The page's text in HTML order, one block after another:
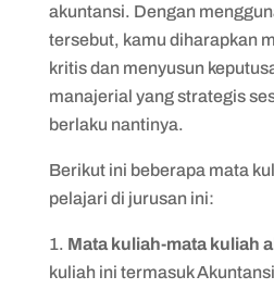
akuntansi. Dengan
tersebut, kamu diharapkan
kritis dan menyusun
manajerial yang strategis
berlaku nantinya.
Berikut ini beberapa mata
pelajari di jurusan ini:
Mata kuliah-mata kuliah
kuliah ini termasuk